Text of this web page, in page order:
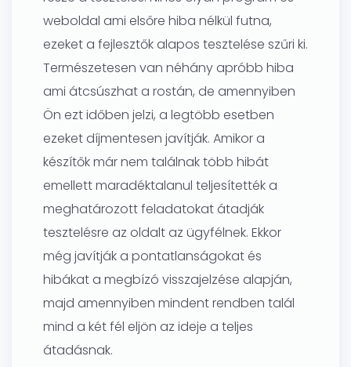
weboldal ami elsőre hiba nélkül futna,
ezeket a fejlesztők alapos tesztelése szűri ki.
Természetesen van néhány apróbb hiba
ami átcsúszhat a rostán, de amennyiben
Ön ezt időben jelzi, a legtöbb esetben
ezeket díjmentesen javítják. Amikor a
készítők már nem találnak több hibát
emellett maradéktalanul teljesítették a
meghatározott feladatokat átadják
tesztelésre az oldalt az ügyfélnek. Ekkor
még javítják a pontatlanságokat és
hibákat a megbízó visszajelzése alapján,
majd amennyiben mindent rendben talál
mind a két fél eljön az ideje a teljes
átadásnak.